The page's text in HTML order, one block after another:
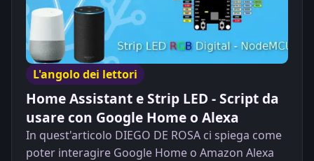
L'angolo dei lettori
Home Assistant e Strip LED - Script da
usare con Google Home o Alexa
In quest'articolo DIEGO DE ROSA ci spiega come
poter interagire Google Home o Amazon Alexa